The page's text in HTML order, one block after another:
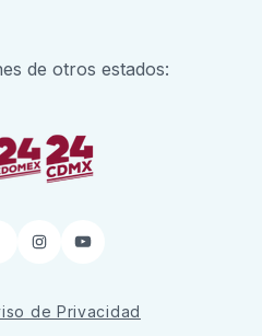
de otros estados:
InstagramYouTube
de Privacidad